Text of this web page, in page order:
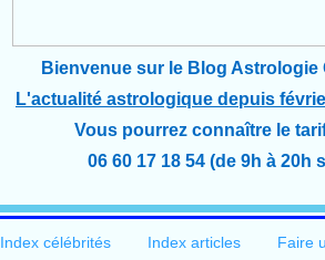
Bienvenue sur le Blog Astrologie
L'actualité astrologique depuis
Vous pourrez connaître le
06 60 17 18 54 (de 9h à
Index célébrités Index articles Faire